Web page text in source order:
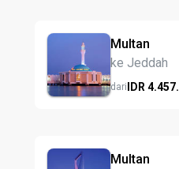
Multan
ke Jeddah
dariIDR 4.457.
Multan